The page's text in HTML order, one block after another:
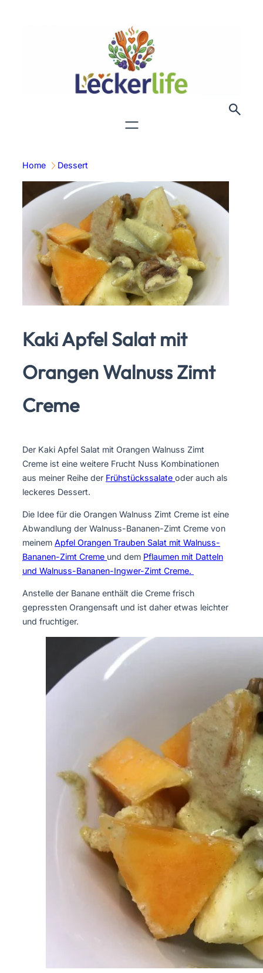
Home Dessert
Kaki Apfel Salat mit
Orangen Walnuss Zimt
Creme
Der Kaki Apfel Salat mit Orangen Walnuss Zimt
Creme ist eine weitere Frucht Nuss Kombinationen
aus meiner Reihe der Frühstückssalate oder auch als
leckeres Dessert.
Die Idee für die Orangen Walnuss Zimt Creme ist eine
Abwandlung der Walnuss-Bananen-Zimt Creme von
meinem Apfel Orangen Trauben Salat mit Walnuss-
Bananen-Zimt Creme und dem Pflaumen mit Datteln
und Walnuss-Bananen-Ingwer-Zimt Creme.
Anstelle der Banane enthält die Creme frisch
gepressten Orangensaft und ist daher etwas leichter
und fruchtiger.